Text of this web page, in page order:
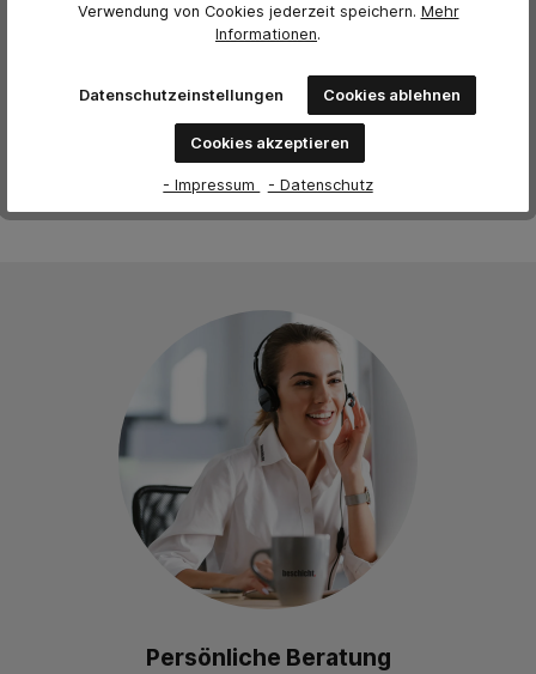
Bewertungen nur in der aktuellen Sprache anzeigen.
Keine Bewertungen gefunden. Teilen Sie Ihre Erfahrungen
Persönliche Beratung
Verwendung von Cookies jederzeit speichern. Mehr
Informationen.
Datenschutzeinstellungen Cookies ablehnen
Cookies akzeptieren
- Impressum - Datenschutz